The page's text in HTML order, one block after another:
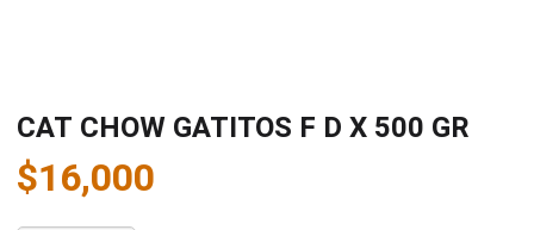
CAT CHOW GATITOS F D X 500 GR
$16,000